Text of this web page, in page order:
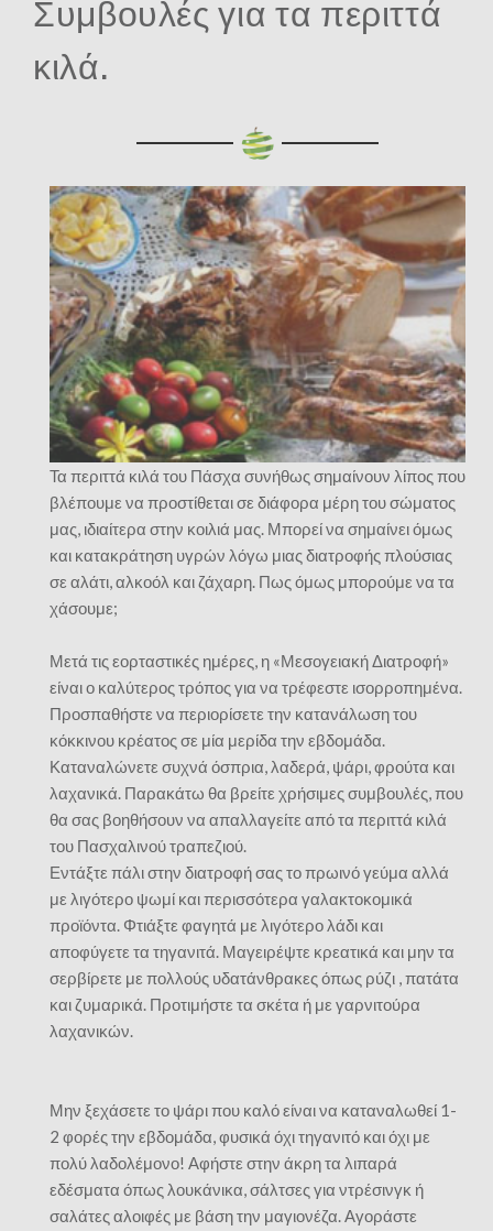
κιλά.
Τα περιττά κιλά του Πάσχα συνήθως σημαίνουν λίπος που
βλέπουμε να προστίθεται σε διάφορα μέρη του σώματος
μας, ιδιαίτερα στην κοιλιά μας. Μπορεί να σημαίνει όμως
και κατακράτηση υγρών λόγω μιας διατροφής πλούσιας
σε αλάτι, αλκοόλ και ζάχαρη. Πως όμως μπορούμε να τα
χάσουμε;
Μετά τις εορταστικές ημέρες, η «Μεσογειακή Διατροφή»
είναι ο καλύτερος τρόπος για να τρέφεστε ισορροπημένα.
Προσπαθήστε να περιορίσετε την κατανάλωση του
κόκκινου κρέατος σε μία μερίδα την εβδομάδα.
Καταναλώνετε συχνά όσπρια, λαδερά, ψάρι, φρούτα και
λαχανικά. Παρακάτω θα βρείτε χρήσιμες συμβουλές, που
θα σας βοηθήσουν να απαλλαγείτε από τα περιττά κιλά
του Πασχαλινού τραπεζιού.
Εντάξτε πάλι στην διατροφή σας το πρωινό γεύμα αλλά
με λιγότερο ψωμί και περισσότερα γαλακτοκομικά
προϊόντα. Φτιάξτε φαγητά με λιγότερο λάδι και
αποφύγετε τα τηγανιτά. Μαγειρέψτε κρεατικά και μην τα
σερβίρετε με πολλούς υδατάνθρακες όπως ρύζι , πατάτα
και ζυμαρικά. Προτιμήστε τα σκέτα ή με γαρνιτούρα
λαχανικών.
Μην ξεχάσετε το ψάρι που καλό είναι να καταναλωθεί 1-
2 φορές την εβδομάδα, φυσικά όχι τηγανιτό και όχι με
πολύ λαδολέμονο! Αφήστε στην άκρη τα λιπαρά
εδέσματα όπως λουκάνικα, σάλτσες για ντρέσινγκ ή
σαλάτες αλοιφές με βάση την μαγιονέζα. Αγοράστε